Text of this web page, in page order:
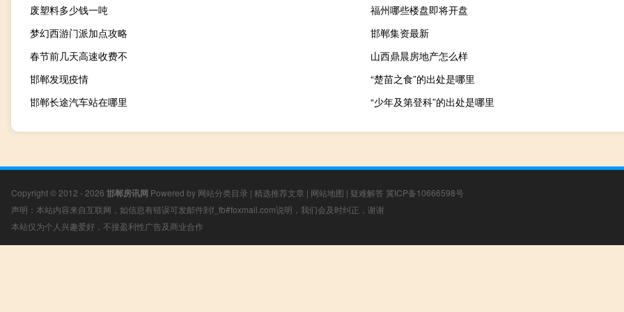
废塑料多少钱一吨
福州哪些楼盘即将开盘
梦幻西游门派加点攻略
邯郸集资最新
春节前几天高速收费不
山西鼎晨房地产怎么样
邯郸发现疫情
“楚苗之食”的出处是哪里
邯郸长途汽车站在哪里
“少年及第登科”的出处是哪里
Copyright © 2012 - 2026 邯郸房讯网 Powered by 网站分类目录 | 精选推荐文章 | 网站地图 | 疑难解答 冀ICP备10666598号
声明：本站内容来自互联网，如信息有错误可发邮件到f_fb#foxmail.com说明，我们会及时纠正，谢谢
本站仅为个人兴趣爱好，不接盈利性广告及商业合作